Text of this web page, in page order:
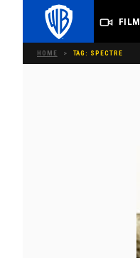
FILM
HOME > TAG: SPECTRE